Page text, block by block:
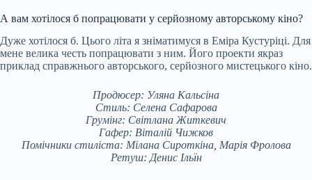
А вам хотілося б попрацювати у серйозному авторському кіно?
Дуже хотілося б. Цього літа я зніматимуся в Еміра Кустуріці. Для
мене велика честь попрацювати з ним. Його проекти якраз
приклад справжнього авторського, серйозного мистецького кіно.
Продюсер: Уляна Кальсіна
Стиль: Селена Сафарова
Грумінг: Світлана Житкевич
Гафер: Віталій Чижков
Помічники стиліста: Мілана Сироткіна, Марія Фролова
Ретуш: Денис Ільїн